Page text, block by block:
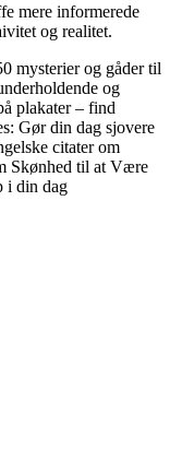
mere informerede
og realitet.
mysterier og gåder til
og
plakater – find
Gør din dag sjovere
citater om
Skønhed til at Være
i din dag